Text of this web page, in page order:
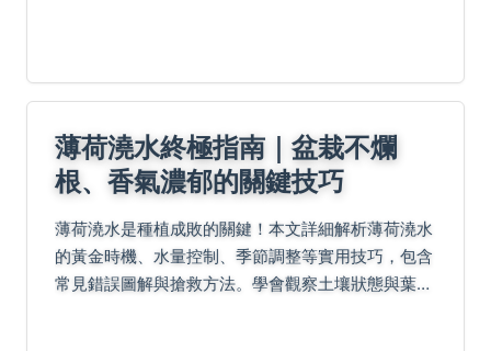
薄荷澆水終極指南｜盆栽不爛
根、香氣濃郁的關鍵技巧
薄荷澆水是種植成敗的關鍵！本文詳細解析薄荷澆水
的黃金時機、水量控制、季節調整等實用技巧，包含
常見錯誤圖解與搶救方法。學會觀察土壤狀態與葉片